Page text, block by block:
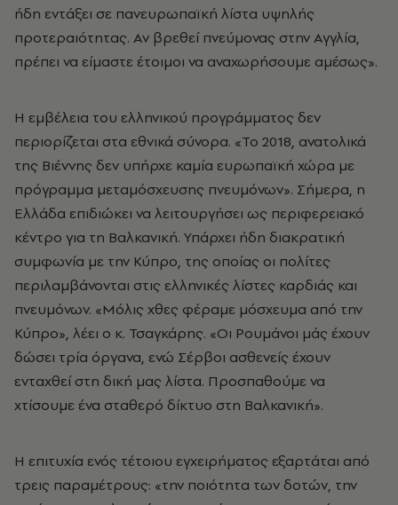
ήδη εντάξει σε πανευρωπαϊκή λίστα υψηλής
προτεραιότητας. Αν βρεθεί πνεύμονας στην Αγγλία,
πρέπει να είμαστε έτοιμοι να αναχωρήσουμε αμέσως».
Η εμβέλεια του ελληνικού προγράμματος δεν
περιορίζεται στα εθνικά σύνορα. «Το 2018, ανατολικά
της Βιέννης δεν υπήρχε καμία ευρωπαϊκή χώρα με
πρόγραμμα μεταμόσχευσης πνευμόνων». Σήμερα, η
Ελλάδα επιδιώκει να λειτουργήσει ως περιφερειακό
κέντρο για τη Βαλκανική. Υπάρχει ήδη διακρατική
συμφωνία με την Κύπρο, της οποίας οι πολίτες
περιλαμβάνονται στις ελληνικές λίστες καρδιάς και
πνευμόνων. «Μόλις χθες φέραμε μόσχευμα από την
Κύπρο», λέει ο κ. Τσαγκάρης. «Οι Ρουμάνοι μάς έχουν
δώσει τρία όργανα, ενώ Σέρβοι ασθενείς έχουν
ενταχθεί στη δική μας λίστα. Προσπαθούμε να
χτίσουμε ένα σταθερό δίκτυο στη Βαλκανική».
Η επιτυχία ενός τέτοιου εγχειρήματος εξαρτάται από
τρεις παραμέτρους: «την ποιότητα των δοτών, την